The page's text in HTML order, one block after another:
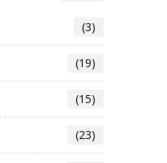
(3)
(19)
(15)
(23)